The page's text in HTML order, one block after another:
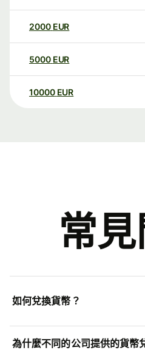
2000 EUR
5000 EUR
10000 EUR
常
如何兌換貨幣？
為什麼不同的公司提供的貨幣